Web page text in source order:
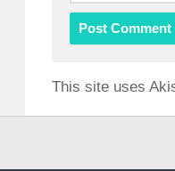
This site uses